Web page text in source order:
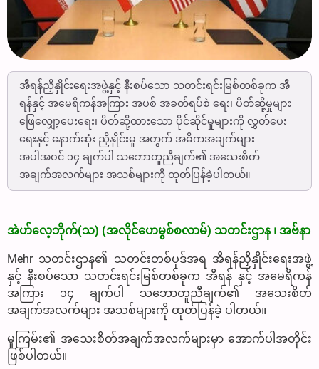
အီရန်ညှိနှိုင်းရေးအဖွဲ့နှင့် နီးစပ်သော သတင်းရင်းမြစ်တစ်ခုက အီ
ရန်နှင့် အမေရိကန်အကြား အပစ် အခတ်ရပ်စဲ ရေး၊ ပိတ်ဆို့မှုများ
ဖြေလျှော့ပေးရေး၊ ပိတ်ဆို့ထားသော ပိုင်ဆိုင်မှုများကို လွှတ်ပေး
ရေးနှင့် နောက်ဆုံး ညှိနှိုင်းမှု အတွက် အဓိကအချက်များ
အပါအဝင် ၁၄ ချက်ပါ သဘောတူညီချက်၏ အသေးစိတ်
အချက်အလက်များ အသစ်များကို ထုတ်ပြန်ခဲ့ပါတယ်။
အဲဟ်လေ့ဘိုက်(သ) (အလိုင်ဟေမွစ်စလာမ်) သတင်းဌာန ၊ အဗ်နာ
Mehr သတင်းဌာန၏ သတင်းတစ်ပုဒ်အရ အီရန်ညှိနှိုင်းရေးအဖွဲ့
နှင့် နီးစပ်သော သတင်းရင်းမြစ်တစ်ခုက အီရန် နှင့် အမေရိကန်
အကြား ၁၄ ချက်ပါ သဘောတူညီချက်၏ အသေးစိတ်
အချက်အလက်များ အသစ်များကို ထုတ်ပြန်ခဲ့ ပါတယ်။
မူကြမ်း၏ အသေးစိတ်အချက်အလက်များမှာ အောက်ပါအတိုင်း
ဖြစ်ပါတယ်။